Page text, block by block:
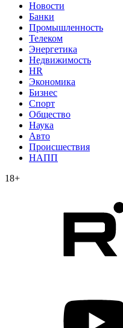
Новости
Банки
Промышленность
Телеком
Энергетика
Недвижимость
HR
Экономика
Бизнес
Спорт
Общество
Наука
Авто
Происшествия
НАПП
18+